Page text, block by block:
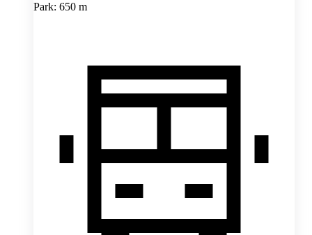
Park: 650 m